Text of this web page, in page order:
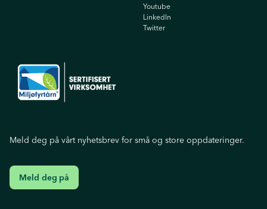
Youtube
Linkedln
Twitter
Meld deg på vårt nyhetsbrev for små og store oppdateringer.
Meld deg på